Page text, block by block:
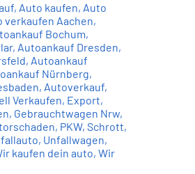
, Auto kaufen, Auto
verkaufen Aachen,
Bochum,
, Autoankauf Dresden,
, Autoankauf
Nürnberg,
, Autoverkauf,
Verkaufen, Export,
, Gebrauchtwagen Nrw,
, PKW, Schrott,
, Unfallwagen,
kaufen dein auto, Wir